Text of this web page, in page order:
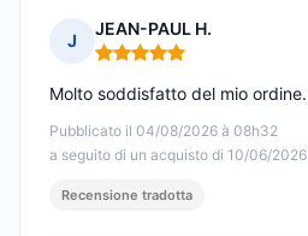
J
JEAN-PAUL H.
Nota: 5 su 5
Pubblicato il 04/08/2026 à 08h32
a seguito di un acquisto di 10/06/2026
Molto soddisfatto del mio ordine.
Recensione tradotta